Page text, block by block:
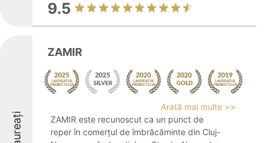
9.5
Laureați
ZAMIR
Arată mai multe >>
ZAMIR este recunoscut ca un punct de
reper în comerțul de îmbrăcăminte din Cluj-